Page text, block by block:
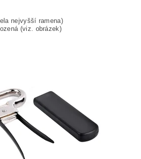
nejvyšší ramena)
(viz. obrázek)